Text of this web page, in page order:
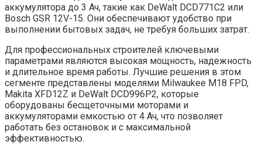
аккумулятора до 3 Ач, такие как DeWalt DCD771C2 или
Bosch GSR 12V-15. Они обеспечивают удобство при
выполнении бытовых задач, не требуя больших затрат.
Для профессиональных строителей ключевыми
параметрами являются высокая мощность, надежность
и длительное время работы. Лучшие решения в этом
сегменте представлены моделями Milwaukee M18 FPD,
Makita XFD12Z и DeWalt DCD996P2, которые
оборудованы бесщеточными моторами и
аккумуляторами емкостью от 4 Ач, что позволяет
работать без остановок и с максимальной
эффективностью.